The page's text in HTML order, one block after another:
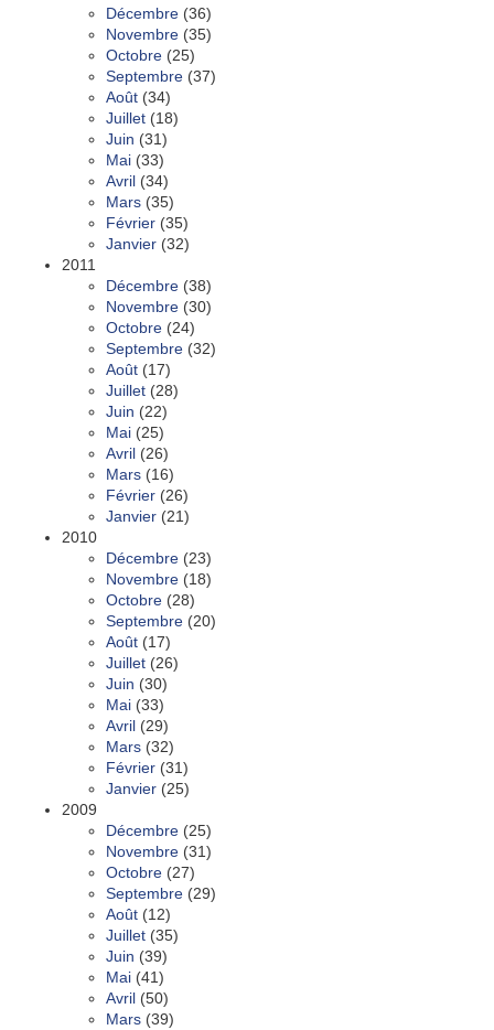
Décembre (36)
Novembre (35)
Octobre (25)
Septembre (37)
Août (34)
Juillet (18)
Juin (31)
Mai (33)
Avril (34)
Mars (35)
Février (35)
Janvier (32)
2011
Décembre (38)
Novembre (30)
Octobre (24)
Septembre (32)
Août (17)
Juillet (28)
Juin (22)
Mai (25)
Avril (26)
Mars (16)
Février (26)
Janvier (21)
2010
Décembre (23)
Novembre (18)
Octobre (28)
Septembre (20)
Août (17)
Juillet (26)
Juin (30)
Mai (33)
Avril (29)
Mars (32)
Février (31)
Janvier (25)
2009
Décembre (25)
Novembre (31)
Octobre (27)
Septembre (29)
Août (12)
Juillet (35)
Juin (39)
Mai (41)
Avril (50)
Mars (39)